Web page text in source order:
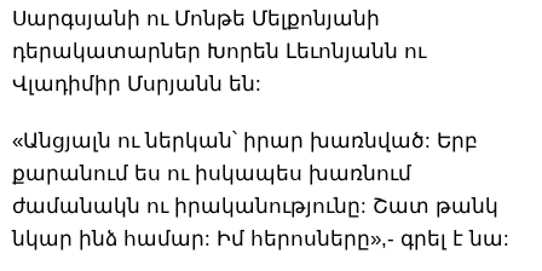
Սարգսյանի ու Մոնթե Մելքոնյանի
դերակատարներ Խորեն Լեւոնյանն ու
Վլադիմիր Մսրյանն են:
«Անցյալն ու ներկան՝ իրար խառնված: Երբ
քարանում ես ու իսկապես խառնում
ժամանակն ու իրականությունը: Շատ թանկ
նկար ինձ համար: Իմ հերոսները»,- գրել է նա: